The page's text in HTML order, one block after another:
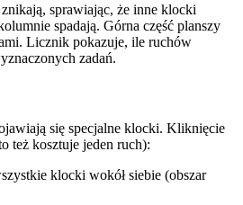
sprawiając, że inne klocki
spadają. Górna część planszy
Licznik pokazuje, ile ruchów
zadań.
się specjalne klocki. Kliknięcie
też kosztuje jeden ruch):
klocki wokół siebie (obszar